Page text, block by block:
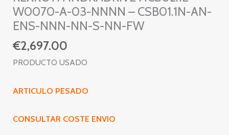
W0070-A-03-NNNN – CSB01.1N-AN-
ENS-NNN-NN-S-NN-FW
€2,697.00
PRODUCTO USADO
ARTICULO PESADO
CONSULTAR COSTE ENVIO